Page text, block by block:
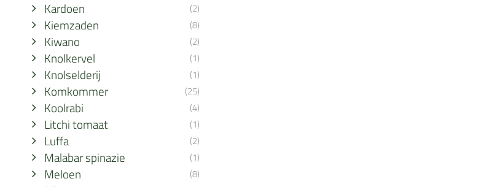
Kardoen (2)
Kiemzaden (8)
Kiwano (2)
Knolkervel (1)
Knolselderij (1)
Komkommer (25)
Koolrabi (4)
Litchi tomaat (1)
Luffa (2)
Malabar spinazie (1)
Meloen (8)